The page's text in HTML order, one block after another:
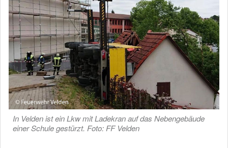
In Velden ist ein Lkw mit Ladekran auf das Nebengebäude
einer Schule gestürzt. Foto: FF Velden